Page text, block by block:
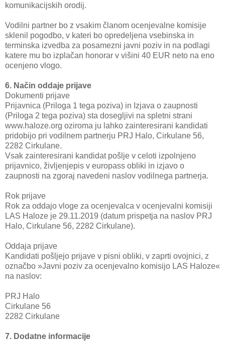
komunikacijskih orodij.
Vodilni partner bo z vsakim članom ocenjevalne komisije
sklenil pogodbo, v kateri bo opredeljena vsebinska in
terminska izvedba za posamezni javni poziv in na podlagi
katere mu bo izplačan honorar v višini 40 EUR neto na eno
ocenjeno vlogo.
6. Način oddaje prijave
Dokumenti prijave
Prijavnica (Priloga 1 tega poziva) in Izjava o zaupnosti
(Priloga 2 tega poziva) sta dosegljivi na spletni strani
www.haloze.org oziroma ju lahko zainteresirani kandidati
pridobijo pri vodilnem partnerju PRJ Halo, Cirkulane 56,
2282 Cirkulane.
Vsak zainteresirani kandidat pošlje v celoti izpolnjeno
prijavnico, življenjepis v europass obliki in izjavo o
zaupnosti na zgoraj navedeni naslov vodilnega partnerja.
Rok prijave
Rok za oddajo vloge za ocenjevalca v ocenjevalni komisiji
LAS Haloze je 29.11.2019 (datum prispetja na naslov PRJ
Halo, Cirkulane 56, 2282 Cirkulane).
Oddaja prijave
Kandidati pošljejo prijave v pisni obliki, v zaprti ovojnici, z
označbo »Javni poziv za ocenjevalno komisijo LAS Haloze«
na naslov:
PRJ Halo
Cirkulane 56
2282 Cirkulane
7. Dodatne informacije